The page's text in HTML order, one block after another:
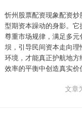
忻州股票配资现象配资
型期资本躁动的身影。
尊重市场规律，满足多
坝，引导民间资本走向
环境，才能真正护航地
效率的平衡中创造真实价
文章